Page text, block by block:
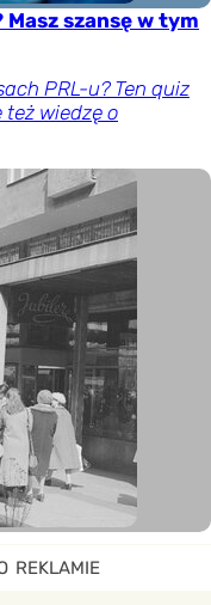
szansę w tym
PRL-u? Ten quiz
wiedzę o